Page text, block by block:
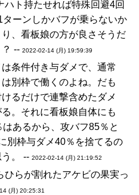
ハト持たせれば特殊回避4回
ターンしかバフが乗らないか
、看板娘の方が良さそうだ
-- 2022-02-14 (月) 19:59:39
条件付き与ダメで、通常
別枠で働くのよね。だも
るだけで連撃含めたダメ
。それに看板娘自体にも
あるから、攻バフ85％と
別枠与ダメ40％を捨てるの
。 -- 2022-02-14 (月) 21:19:52
ひらが割れたアケビの果実っ
(月) 20:25:31